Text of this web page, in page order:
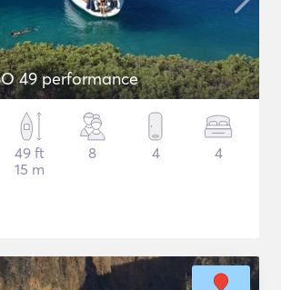
49 performance
49 ft
15 m
8 4 4